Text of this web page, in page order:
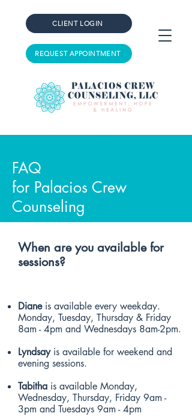
CLIENT LOGIN
REQUEST APPOINTMENT
FAQ
for Palacios Crew
Counseling
When are you available for
sessions?
Dianeis available every weekday.
Monday, Tuesday, Thursday & Friday
8am - 4pm and Wednesdays 8am-2pm.
Lyndsayis available for weekend and
evening sessions.
Tabitha is available Monday,
Wednesday, Thursday, Friday 9am -
3pm and Tuesdays 9am - 4pm